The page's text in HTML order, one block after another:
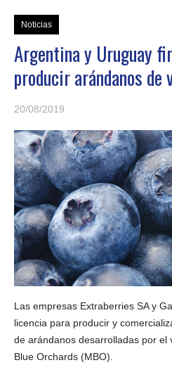
Noticias
Argentina y Uruguay
producir arándanos
20/08/2019
Las empresas Extraberries SA y
licencia para producir y
de arándanos desarrolladas por el
Blue Orchards (MBO).